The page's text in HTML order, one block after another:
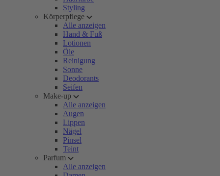
Styling
Körperpflege
Alle anzeigen
Hand & Fuß
Lotionen
Öle
Reinigung
Sonne
Deodorants
Seifen
Make-up
Alle anzeigen
Augen
Lippen
Nägel
Pinsel
Teint
Parfum
Alle anzeigen